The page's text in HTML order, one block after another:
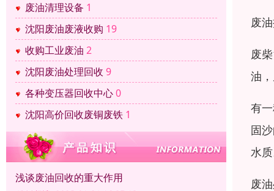
废油清理设备 1
沈阳废油废液收购 19
收购工业废油 2
沈阳废油处理回收 9
各种变压器回收中心0
沈阳高价回收废铜废铁 1
浅谈废油回收的重大作用
废
废
油
有
固
水
废